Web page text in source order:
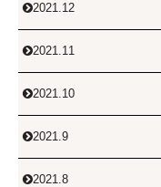
2021.12
2021.11
2021.10
2021.9
2021.8